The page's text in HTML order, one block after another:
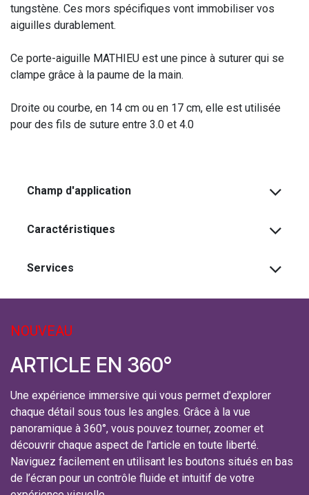
tungstène. Ces mors spécifiques vont immobiliser vos
aiguilles durablement.
Ce porte-aiguille MATHIEU est une pince à suturer qui se
clampe grâce à la paume de la main.
Droite ou courbe, en 14 cm ou en 17 cm, elle est utilisée
pour des fils de suture entre 3.0 et 4.0
Champ d'application
Caractéristiques
Services
NOUVEAU
ARTICLE EN 360°
Une expérience immersive qui vous permet d'explorer
chaque détail sous tous les angles. Grâce à la vue
panoramique à 360°, vous pouvez tourner, zoomer et
découvrir chaque aspect de l'article en toute liberté.
Naviguez facilement en utilisant les boutons situés en bas
de l’écran pour un contrôle fluide et intuitif de votre